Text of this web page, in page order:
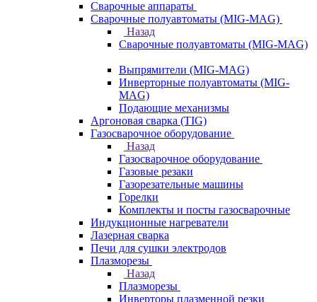
Сварочные аппараты
Сварочные полуавтоматы (MIG-MAG)
Назад
Сварочные полуавтоматы (MIG-MAG)
Выпрямители (MIG-MAG)
Инверторные полуавтоматы (MIG-
MAG)
Подающие механизмы
Аргоновая сварка (TIG)
Газосварочное оборудование
Назад
Газосварочное оборудование
Газовые резаки
Газорезательные машины
Горелки
Комплекты и посты газосварочные
Индукционные нагреватели
Лазерная сварка
Печи для сушки электродов
Плазморезы
Назад
Плазморезы
Инверторы плазменной резки